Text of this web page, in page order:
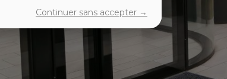
Continuer sans accepter →